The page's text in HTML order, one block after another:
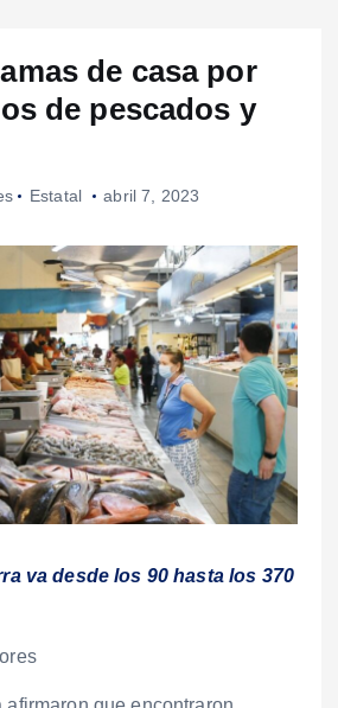
de casa por
de pescados y
Estatal abril 7, 2023
va desde los 90 hasta los 370